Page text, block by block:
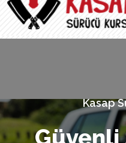
Kasap
Güvenli